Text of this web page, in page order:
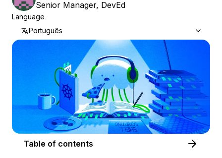
Senior Manager, DevEd
Language
Português
Table of contents